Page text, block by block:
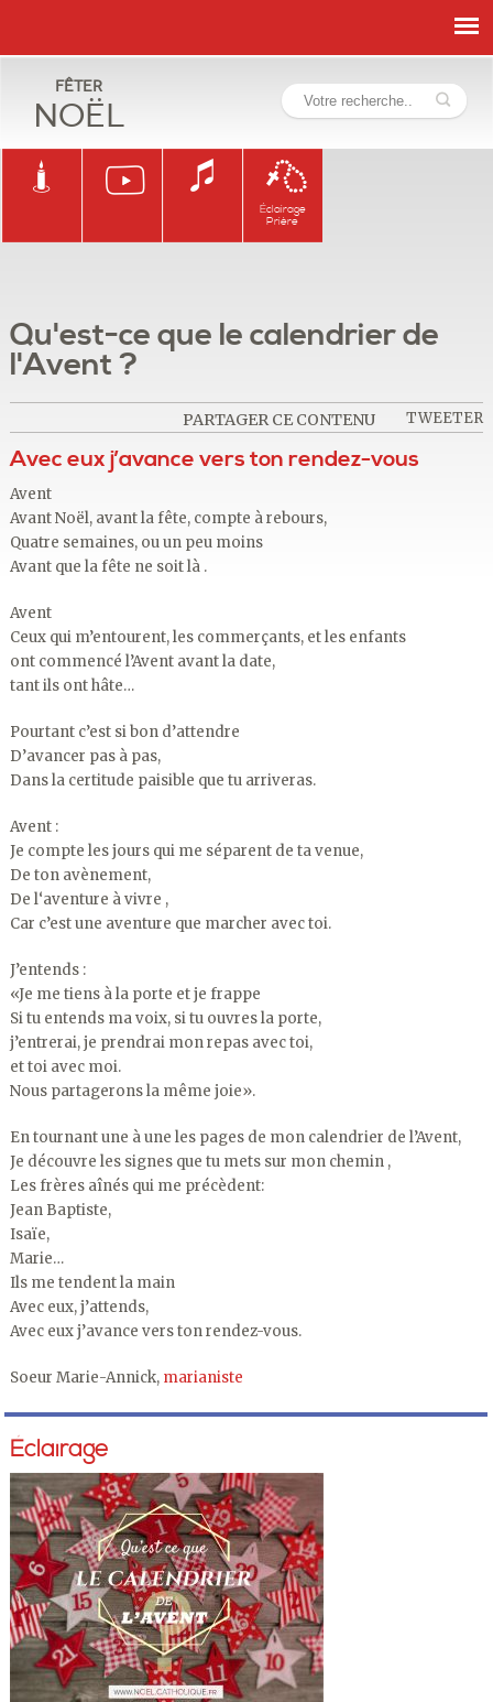
Fêter
Noël
Éclairage
Prière
Qu'est-ce que le calendrier de
l'Avent ?
PARTAGER CE CONTENU TWEETER
Avec eux j’avance vers ton rendez-vous
Avent
Avant Noël, avant la fête, compte à rebours,
Quatre semaines, ou un peu moins
Avant que la fête ne soit là .
Avent
Ceux qui m’entourent, les commerçants, et les enfants
ont commencé l’Avent avant la date,
tant ils ont hâte…
Pourtant c’est si bon d’attendre
D’avancer pas à pas,
Dans la certitude paisible que tu arriveras.
Avent :
Je compte les jours qui me séparent de ta venue,
De ton avènement,
De l‘aventure à vivre ,
Car c’est une aventure que marcher avec toi.
J’entends :
«Je me tiens à la porte et je frappe
Si tu entends ma voix, si tu ouvres la porte,
j’entrerai, je prendrai mon repas avec toi,
et toi avec moi.
Nous partagerons la même joie».
En tournant une à une les pages de mon calendrier de l’Avent,
Je découvre les signes que tu mets sur mon chemin ,
Les frères aînés qui me précèdent:
Jean Baptiste,
Isaïe,
Marie…
Ils me tendent la main
Avec eux, j’attends,
Avec eux j’avance vers ton rendez-vous.
Soeur Marie-Annick, marianiste
Éclairage